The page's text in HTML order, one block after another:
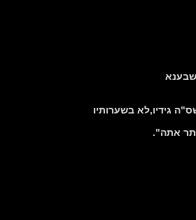
גידיו,לא בשערותיו
אתה".